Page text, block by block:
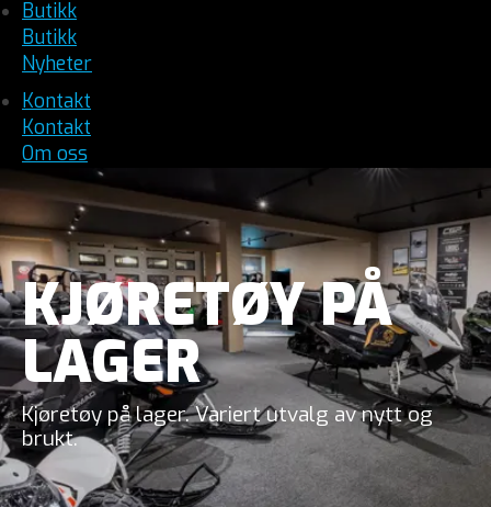
Butikk
Butikk
Nyheter
Kontakt
Kontakt
Om oss
KJØRETØY PÅ
LAGER
Kjøretøy på lager. Variert utvalg av nytt og
brukt.